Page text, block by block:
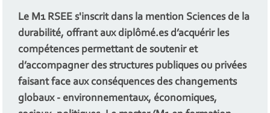
Le M1 RSEE s'inscrit dans la mention Sciences de la
durabilité, offrant aux diplômé.es d’acquérir les
compétences permettant de soutenir et
d’accompagner des structures publiques ou privées
faisant face aux conséquences des changements
globaux - environnementaux, économiques,